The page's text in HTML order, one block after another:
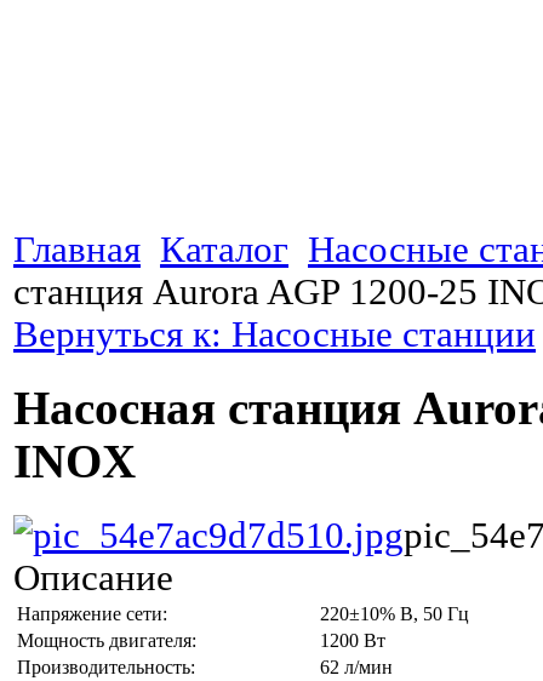
Главная Каталог Насосные
станция Aurora AGP 1200-25
Вернуться к: Насосные станции
Насосная станция
INOX
Описание
Напряжение сети:
220±10% В, 50 Гц
Мощность двигателя:
1200 Вт
Производительность:
62 л/мин